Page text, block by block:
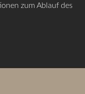
zum Ablauf des